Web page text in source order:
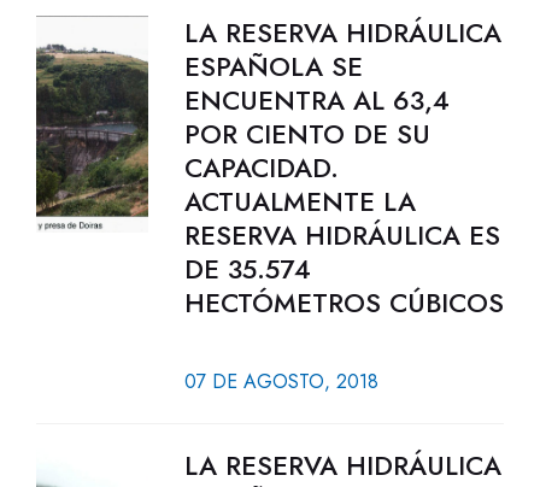
LA RESERVA HIDRÁULICA
ESPAÑOLA SE
ENCUENTRA AL 63,4
POR CIENTO DE SU
CAPACIDAD.
ACTUALMENTE LA
RESERVA HIDRÁULICA ES
DE 35.574
HECTÓMETROS CÚBICOS
07 DE AGOSTO, 2018
LA RESERVA HIDRÁULICA